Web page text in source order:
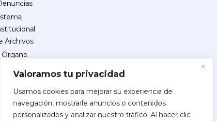
Valoramos tu privacidad
Usamos cookies para mejorar su experiencia de
navegación, mostrarle anuncios o contenidos
personalizados y analizar nuestro tráfico. Al hacer clic
Archivos
Órgano
Control